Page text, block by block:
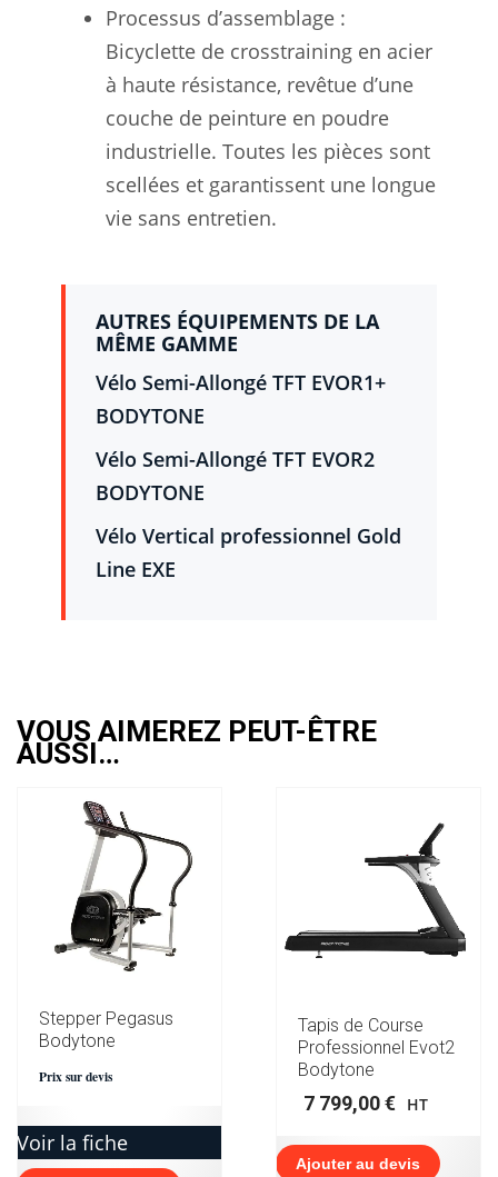
Processus d’assemblage :
Bicyclette de crosstraining en acier
à haute résistance, revêtue d’une
couche de peinture en poudre
industrielle. Toutes les pièces sont
scellées et garantissent une longue
vie sans entretien.
AUTRES ÉQUIPEMENTS DE LA
MÊME GAMME
Vélo Semi-Allongé TFT EVOR1+
BODYTONE
Vélo Semi-Allongé TFT EVOR2
BODYTONE
Vélo Vertical professionnel Gold
Line EXE
VOUS AIMEREZ PEUT-ÊTRE
AUSSI…
Stepper Pegasus
Bodytone
Prix sur devis
Voir la fiche
Tapis de Course
Professionnel Evot2
Bodytone
7 799,00€ HT
Ajouter au devis